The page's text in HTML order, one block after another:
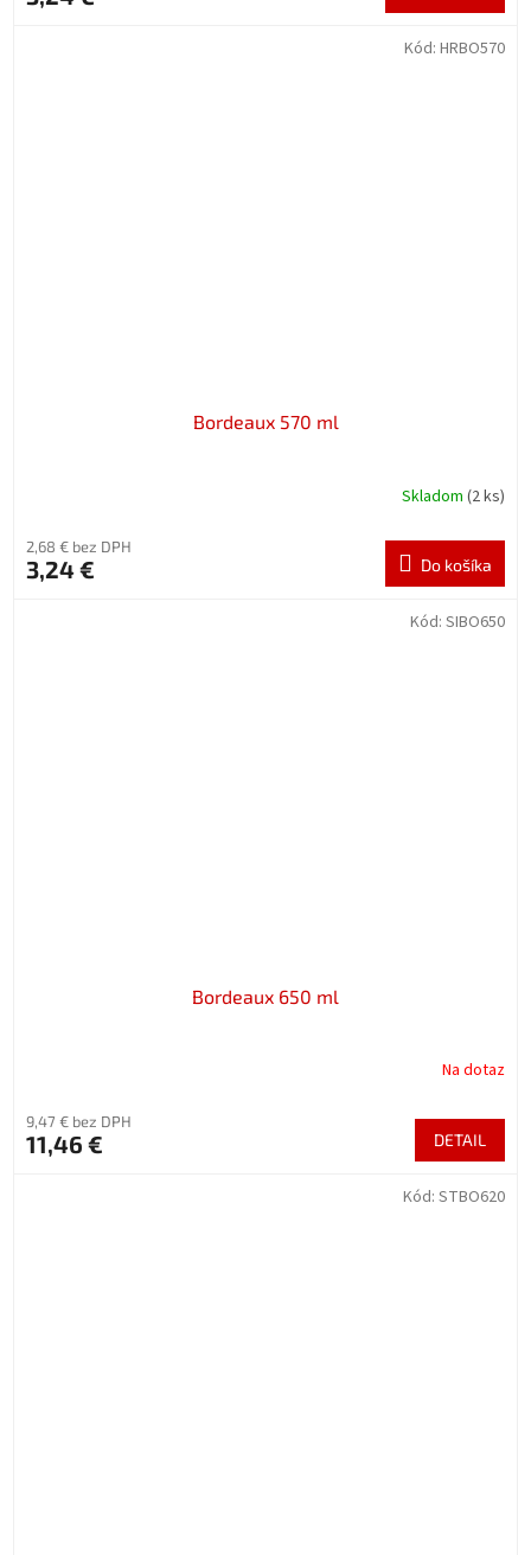
Bordeaux 570 ml
Skladom (2 ks)
2,68 € bez DPH
3,24 € Do košíka
Kód: HRBO570
Bordeaux 650 ml
Na dotaz
9,47 € bez DPH
11,46 € DETAIL
Kód: SIBO650
Kód: STBO620